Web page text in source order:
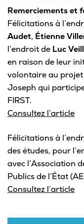
Remerciements et
Félicitations à
Audet, Étienne
l’endroit de Luc
en raison de leur
volontaire au
Joseph qui
FIRST.
Consultez l’article
Félicitations à
des études, pour
avec l’Association
Publics de l’État
Consultez l’article